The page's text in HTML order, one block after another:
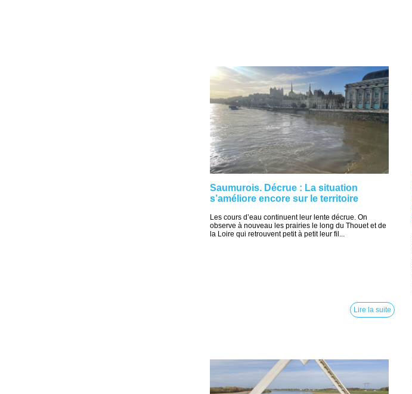
Saumurois. Décrue : La situation
s’améliore encore sur le territoire
Les cours d’eau continuent leur lente décrue. On
observe à nouveau les prairies le long du Thouet et de
la Loire qui retrouvent petit à petit leur fil...
Lire la suite